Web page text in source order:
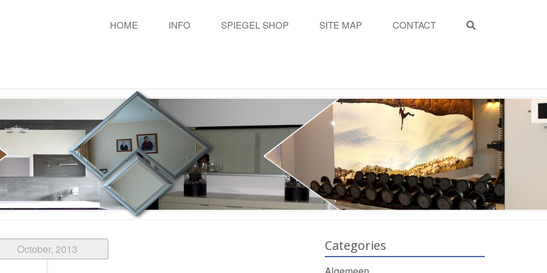
HOME INFO SPIEGEL SHOP SITE MAP CONTACT
October, 2013 Categories